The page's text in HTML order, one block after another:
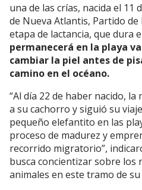
una de las crías, nacida el 11
de Nueva Atlantis, Partido
etapa de lactancia, que dura
permanecerá en la playa
cambiar la piel antes de
camino en el océano.
“Al día 22 de haber nacido,
a su cachorro y siguió su
pequeño elefantito en las
proceso de madurez y
recorrido migratorio”,
busca concientizar sobre los
animales en este tramo de su